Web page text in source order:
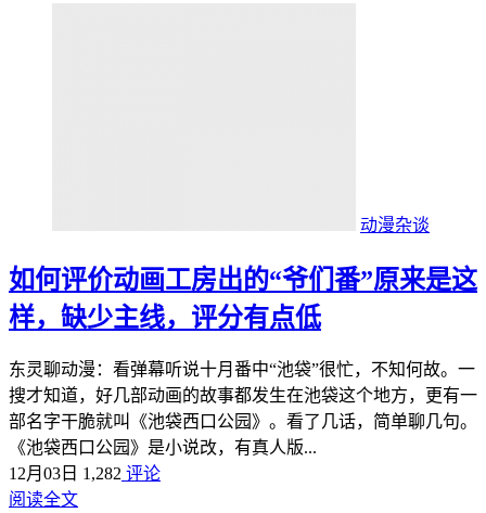
动漫杂谈
如何评价动画工房出的“爷们番”原来是这
样，缺少主线，评分有点低
东灵聊动漫：看弹幕听说十月番中“池袋”很忙，不知何故。一
搜才知道，好几部动画的故事都发生在池袋这个地方，更有一
部名字干脆就叫《池袋西口公园》。看了几话，简单聊几句。
《池袋西口公园》是小说改，有真人版...
12月03日 1,282 评论
阅读全文